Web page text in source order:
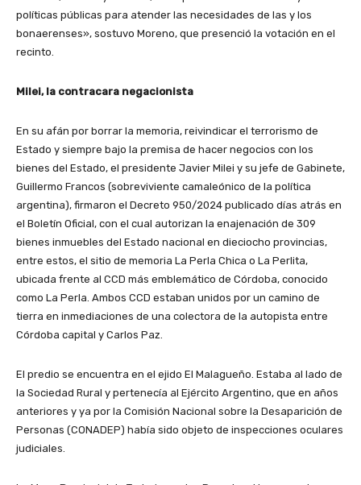
políticas públicas para atender las necesidades de las y los
bonaerenses», sostuvo Moreno, que presenció la votación en el
recinto.
Milei, la contracara negacionista
En su afán por borrar la memoria, reivindicar el terrorismo de
Estado y siempre bajo la premisa de hacer negocios con los
bienes del Estado, el presidente Javier Milei y su jefe de Gabinete,
Guillermo Francos (sobreviviente camaleónico de la política
argentina), firmaron el Decreto 950/2024 publicado días atrás en
el Boletín Oficial, con el cual autorizan la enajenación de 309
bienes inmuebles del Estado nacional en dieciocho provincias,
entre estos, el sitio de memoria La Perla Chica o La Perlita,
ubicada frente al CCD más emblemático de Córdoba, conocido
como La Perla. Ambos CCD estaban unidos por un camino de
tierra en inmediaciones de una colectora de la autopista entre
Córdoba capital y Carlos Paz.
El predio se encuentra en el ejido El Malagueño. Estaba al lado de
la Sociedad Rural y pertenecía al Ejército Argentino, que en años
anteriores y ya por la Comisión Nacional sobre la Desaparición de
Personas (CONADEP) había sido objeto de inspecciones oculares
judiciales.